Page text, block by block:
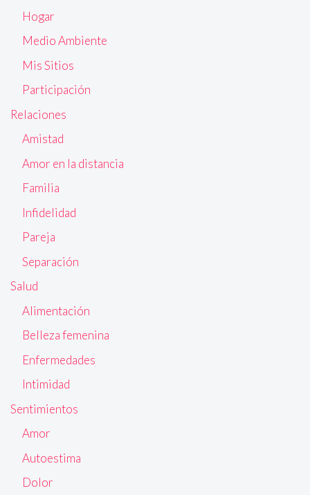
Hogar
Medio Ambiente
Mis Sitios
Participación
Relaciones
Amistad
Amor en la distancia
Familia
Infidelidad
Pareja
Separación
Salud
Alimentación
Belleza femenina
Enfermedades
Intimidad
Sentimientos
Amor
Autoestima
Dolor